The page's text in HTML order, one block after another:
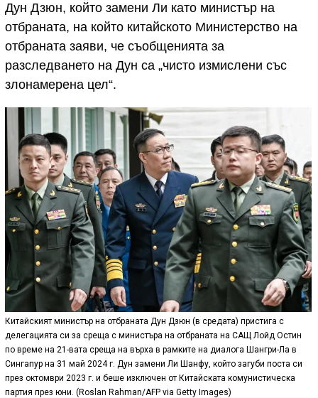
Дун Дзюн, който замени Ли като министър на
отбраната, на който китайското Министерство на
отбраната заяви, че съобщенията за
разследването на Дун са „чисто измислени със
злонамерена цел“.
Китайският министър на отбраната Дун Дзюн (в средата) пристига с
делегацията си за среща с министъра на отбраната на САЩ Лойд Остин
по време на 21-вата среща на върха в рамките на диалога Шангри-Ла в
Сингапур на 31 май 2024 г. Дун замени Ли Шанфу, който загуби поста си
през октомври 2023 г. и беше изключен от Китайската комунистическа
партия през юни. (Roslan Rahman/AFP via Getty Images)